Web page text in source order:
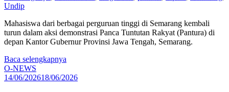
Undip
Mahasiswa dari berbagai perguruan tinggi di Semarang kembali
turun dalam aksi demonstrasi Panca Tuntutan Rakyat (Pantura) di
depan Kantor Gubernur Provinsi Jawa Tengah, Semarang.
Baca selengkapnya
O-NEWS
14/06/202618/06/2026